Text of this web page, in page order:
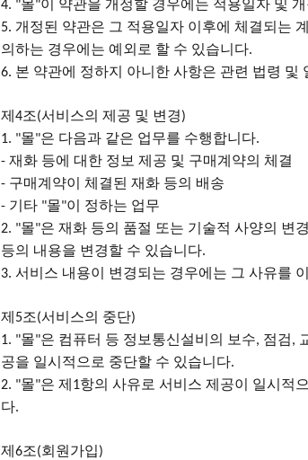
4. "몰"이 약관을 개정할 경우에는 적용일자 및
5. 개정된 약관은 그 적용일자 이후에 체결되는
의하는 경우에는 예외로 할 수 있습니다.
6. 본 약관에 정하지 아니한 사항은 관련 법령 및
제 4조(서비스의 제공 및 변경)
1. "몰"은 다음과 같은 업무를 수행합니다.
- 재화 등에 대한 정보 제공 및 구매계약의 체결
- 구매계약이 체결된 재화 등의 배송
- 기타 "몰"이 정하는 업무
2. "몰"은 재화 등의 품절 또는 기술적 사양의 변
등의 내용을 변경할 수 있습니다.
3. 서비스 내용이 변경되는 경우에는 그 사유를
제 5조(서비스의 중단)
1. "몰"은 컴퓨터 등 정보통신설비의 보수, 점검,
공을 일시적으로 중단할 수 있습니다.
2. "몰"은 제 1항의 사유로 서비스 제공이 일시적
다.
제 6조(회원가입)